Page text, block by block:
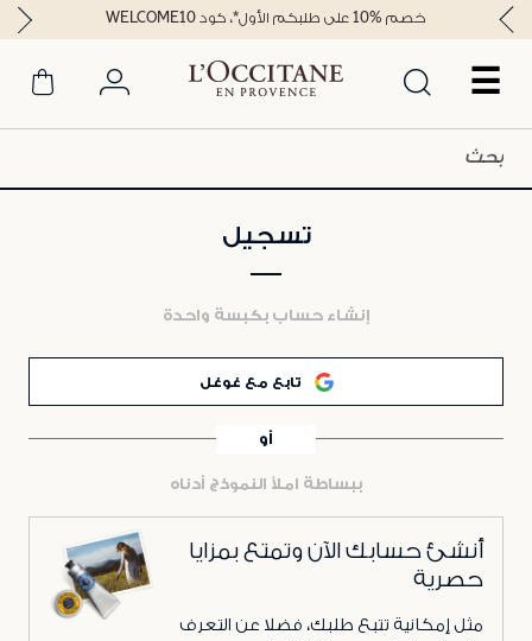
☰
خصم %10 على طلبكم الأول*، كود WELCOME10
تسجيل
إنشاء حساب بكبسة واحدة
تابع مع غوغل
أو
ببساطة املأ النموذج أدناه
أنشئ حسابك الآن وتمتع بمزايا
حصرية
مثل إمكانية تتبع طلبك، فضلا عن التعرف